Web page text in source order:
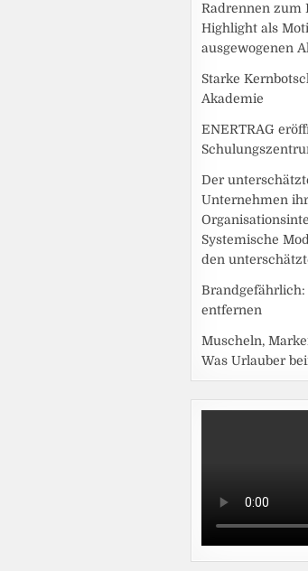
Radrennen zum
Highlight als
ausgewogenen
Starke
Akademie
ENERTRAG
Der
Unternehmen
Systemische
den
entfernen
Muscheln,
Was Urlauber